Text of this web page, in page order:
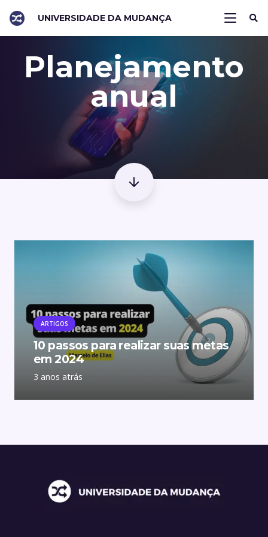
UNIVERSIDADE DA MUDANÇA
Planejamento
anual
ARTIGOS
10 passos para realizar suas metas
em 2024
3 anos atrás